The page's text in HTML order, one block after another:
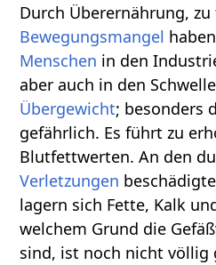
Durch Überernährung,
Bewegungsmangel
Menschen in den
aber auch in den
Übergewicht; besonders
gefährlich. Es führt zu
Blutfettwerten. An den
Verletzungen
lagern sich Fette, Kalk
welchem Grund die
sind, ist noch nicht völlig